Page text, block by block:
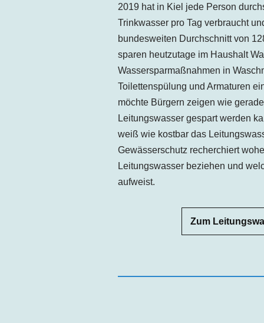
2019 hat in Kiel jede Person
Trinkwasser pro Tag verbraucht
bundesweiten Durchschnitt von
sparen heutzutage im Haushalt
Wassersparmaßnahmen in
Toilettenspülung und Armaturen
möchte Bürgern zeigen wie
Leitungswasser gespart werden
weiß wie kostbar das
Gewässerschutz recherchiert
Leitungswasser beziehen und
aufweist.
Zum